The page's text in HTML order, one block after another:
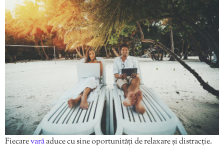
Fiecarevarăaduce cu sine oportunități de relaxare și distracție.